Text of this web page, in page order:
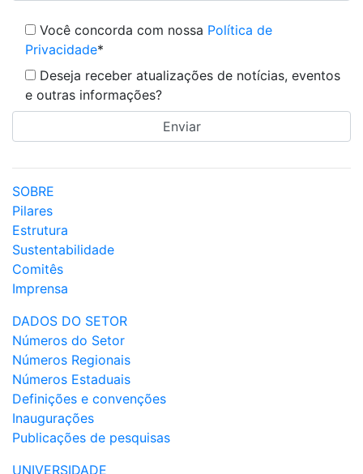
Você concorda com nossa Política de
Privacidade*
Deseja receber atualizações de notícias, eventos
e outras informações?
SOBRE
Pilares
Estrutura
Sustentabilidade
Comitês
Imprensa
DADOS DO SETOR
Números do Setor
Números Regionais
Números Estaduais
Definições e convenções
Inaugurações
Publicações de pesquisas
UNIVERSIDADE